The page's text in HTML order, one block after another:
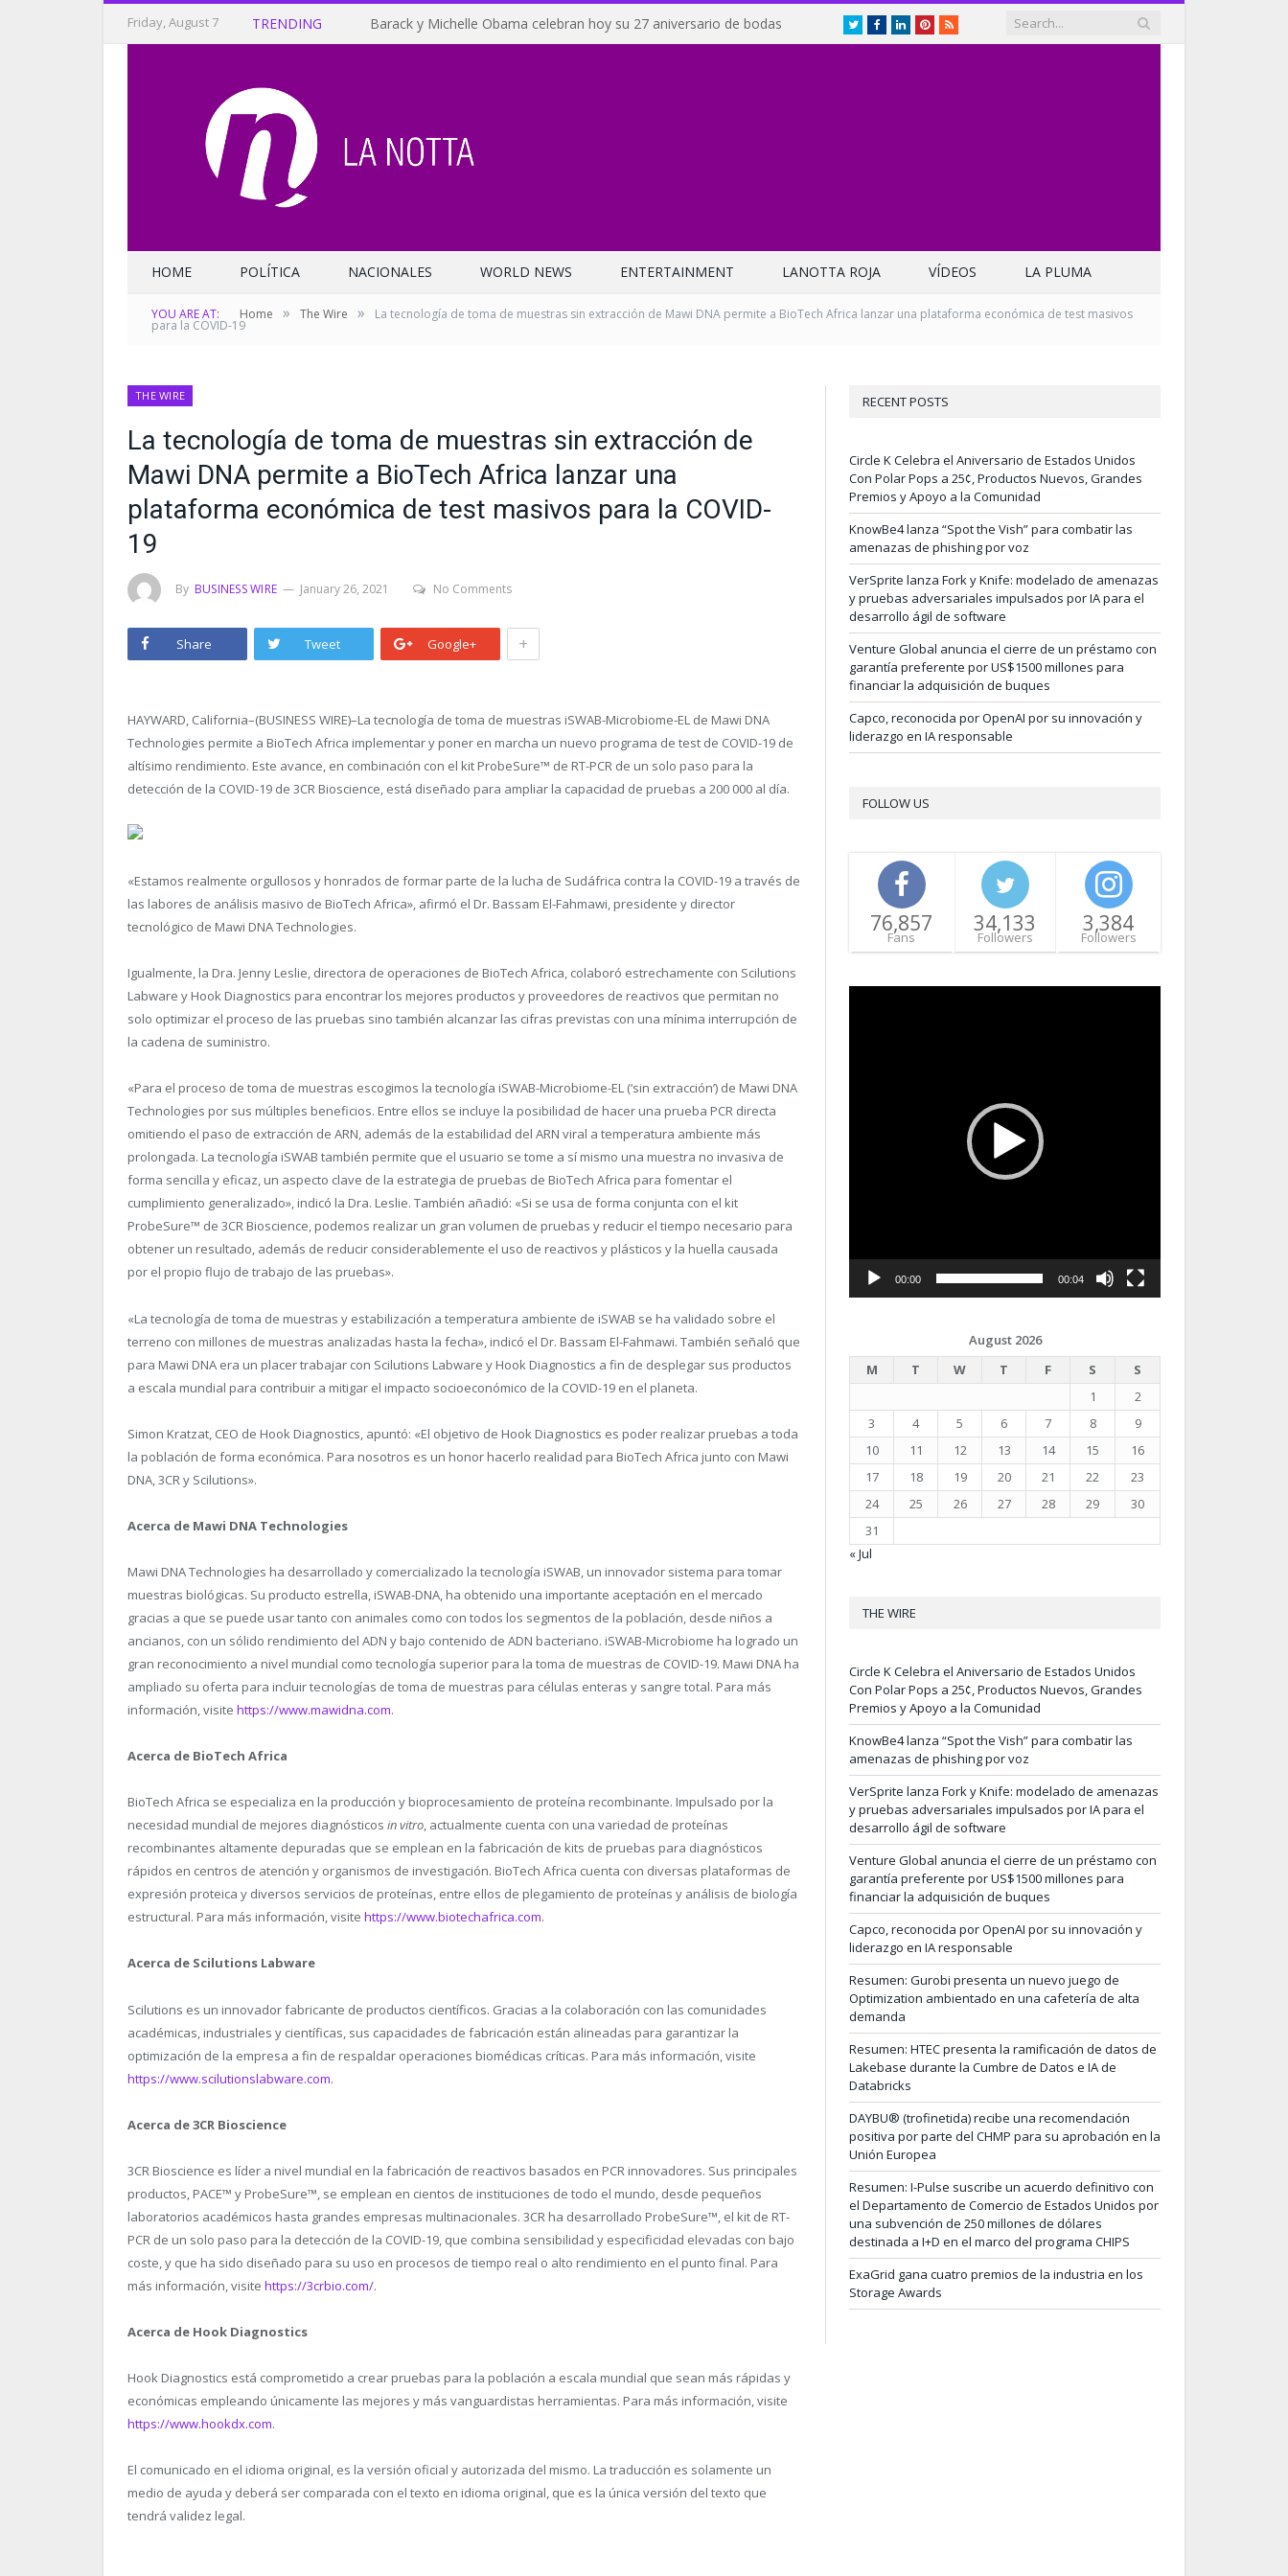
Friday, August 7 TRENDING Barack y Michelle Obama celebran hoy su 27 aniversario de bodas TwitterFacebookLinkedInPinterest
RSS
HOME POLÍTICA NACIONALES WORLD NEWS ENTERTAINMENT LANOTTA ROJA VÍDEOS LA PLUMA
YOU ARE AT: Home » The Wire » La tecnología de toma de muestras sin extracción de Mawi DNA permite a BioTech Africa lanzar una plataforma económica de test masivos
para la COVID-19
THE WIRE
La tecnología de toma de muestras sin extracción de
Mawi DNA permite a BioTech Africa lanzar una
plataforma económica de test masivos para la COVID-
19
By BUSINESS WIRE January 26, 2021 No Comments
Share Tweet Google+ +
HAYWARD, California–(BUSINESS WIRE)–La tecnología de toma de muestras iSWAB-Microbiome-EL de Mawi DNA
Technologies permite a BioTech Africa implementar y poner en marcha un nuevo programa de test de COVID-19 de
altísimo rendimiento. Este avance, en combinación con el kit ProbeSure™ de RT-PCR de un solo paso para la
detección de la COVID-19 de 3CR Bioscience, está diseñado para ampliar la capacidad de pruebas a 200 000 al día.
«Estamos realmente orgullosos y honrados de formar parte de la lucha de Sudáfrica contra la COVID-19 a través de
las labores de análisis masivo de BioTech Africa», afirmó el Dr. Bassam El-Fahmawi, presidente y director
tecnológico de Mawi DNA Technologies.
Igualmente, la Dra. Jenny Leslie, directora de operaciones de BioTech Africa, colaboró estrechamente con Scilutions
Labware y Hook Diagnostics para encontrar los mejores productos y proveedores de reactivos que permitan no
solo optimizar el proceso de las pruebas sino también alcanzar las cifras previstas con una mínima interrupción de
la cadena de suministro.
«Para el proceso de toma de muestras escogimos la tecnología iSWAB-Microbiome-EL (‘sin extracción’) de Mawi DNA
Technologies por sus múltiples beneficios. Entre ellos se incluye la posibilidad de hacer una prueba PCR directa
omitiendo el paso de extracción de ARN, además de la estabilidad del ARN viral a temperatura ambiente más
prolongada. La tecnología iSWAB también permite que el usuario se tome a sí mismo una muestra no invasiva de
forma sencilla y eficaz, un aspecto clave de la estrategia de pruebas de BioTech Africa para fomentar el
cumplimiento generalizado», indicó la Dra. Leslie. También añadió: «Si se usa de forma conjunta con el kit
ProbeSure™ de 3CR Bioscience, podemos realizar un gran volumen de pruebas y reducir el tiempo necesario para
obtener un resultado, además de reducir considerablemente el uso de reactivos y plásticos y la huella causada
por el propio flujo de trabajo de las pruebas».
«La tecnología de toma de muestras y estabilización a temperatura ambiente de iSWAB se ha validado sobre el
terreno con millones de muestras analizadas hasta la fecha», indicó el Dr. Bassam El-Fahmawi. También señaló que
para Mawi DNA era un placer trabajar con Scilutions Labware y Hook Diagnostics a fin de desplegar sus productos
a escala mundial para contribuir a mitigar el impacto socioeconómico de la COVID-19 en el planeta.
Simon Kratzat, CEO de Hook Diagnostics, apuntó: «El objetivo de Hook Diagnostics es poder realizar pruebas a toda
la población de forma económica. Para nosotros es un honor hacerlo realidad para BioTech Africa junto con Mawi
DNA, 3CR y Scilutions».
Acerca de Mawi DNA Technologies
Mawi DNA Technologies ha desarrollado y comercializado la tecnología iSWAB, un innovador sistema para tomar
muestras biológicas. Su producto estrella, iSWAB-DNA, ha obtenido una importante aceptación en el mercado
gracias a que se puede usar tanto con animales como con todos los segmentos de la población, desde niños a
ancianos, con un sólido rendimiento del ADN y bajo contenido de ADN bacteriano. iSWAB-Microbiome ha logrado un
gran reconocimiento a nivel mundial como tecnología superior para la toma de muestras de COVID-19. Mawi DNA ha
ampliado su oferta para incluir tecnologías de toma de muestras para células enteras y sangre total. Para más
información, visite https://www.mawidna.com.
Acerca de BioTech Africa
BioTech Africa se especializa en la producción y bioprocesamiento de proteína recombinante. Impulsado por la
necesidad mundial de mejores diagnósticos in vitro, actualmente cuenta con una variedad de proteínas
recombinantes altamente depuradas que se emplean en la fabricación de kits de pruebas para diagnósticos
rápidos en centros de atención y organismos de investigación. BioTech Africa cuenta con diversas plataformas de
expresión proteica y diversos servicios de proteínas, entre ellos de plegamiento de proteínas y análisis de biología
estructural. Para más información, visite https://www.biotechafrica.com.
Acerca de Scilutions Labware
Scilutions es un innovador fabricante de productos científicos. Gracias a la colaboración con las comunidades
académicas, industriales y científicas, sus capacidades de fabricación están alineadas para garantizar la
optimización de la empresa a fin de respaldar operaciones biomédicas críticas. Para más información, visite
https://www.scilutionslabware.com.
Acerca de 3CR Bioscience
3CR Bioscience es líder a nivel mundial en la fabricación de reactivos basados en PCR innovadores. Sus principales
productos, PACE™ y ProbeSure™, se emplean en cientos de instituciones de todo el mundo, desde pequeños
laboratorios académicos hasta grandes empresas multinacionales. 3CR ha desarrollado ProbeSure™, el kit de RT-
PCR de un solo paso para la detección de la COVID-19, que combina sensibilidad y especificidad elevadas con bajo
coste, y que ha sido diseñado para su uso en procesos de tiempo real o alto rendimiento en el punto final. Para
más información, visite https://3crbio.com/.
Acerca de Hook Diagnostics
Hook Diagnostics está comprometido a crear pruebas para la población a escala mundial que sean más rápidas y
económicas empleando únicamente las mejores y más vanguardistas herramientas. Para más información, visite
https://www.hookdx.com.
El comunicado en el idioma original, es la versión oficial y autorizada del mismo. La traducción es solamente un
medio de ayuda y deberá ser comparada con el texto en idioma original, que es la única versión del texto que
tendrá validez legal.
RECENT POSTS
Circle K Celebra el Aniversario de Estados Unidos
Con Polar Pops a 25¢, Productos Nuevos, Grandes
Premios y Apoyo a la Comunidad
KnowBe4 lanza “Spot the Vish” para combatir las
amenazas de phishing por voz
VerSprite lanza Fork y Knife: modelado de amenazas
y pruebas adversariales impulsados por IA para el
desarrollo ágil de software
Venture Global anuncia el cierre de un préstamo con
garantía preferente por US$1500 millones para
financiar la adquisición de buques
Capco, reconocida por OpenAI por su innovación y
liderazgo en IA responsable
FOLLOW US
76,857
Fans
34,133
Followers
3,384
Followers
00:00 00:04
August 2026
M
T W T F S
S
1
2
3
4 5 6 7 8
9
10
11 12 13 14 15
16
17
18 19 20 21 22
23
24
25 26 27 28 29
30
31
« Jul
THE WIRE
Circle K Celebra el Aniversario de Estados Unidos
Con Polar Pops a 25¢, Productos Nuevos, Grandes
Premios y Apoyo a la Comunidad
KnowBe4 lanza “Spot the Vish” para combatir las
amenazas de phishing por voz
VerSprite lanza Fork y Knife: modelado de amenazas
y pruebas adversariales impulsados por IA para el
desarrollo ágil de software
Venture Global anuncia el cierre de un préstamo con
garantía preferente por US$1500 millones para
financiar la adquisición de buques
Capco, reconocida por OpenAI por su innovación y
liderazgo en IA responsable
Resumen: Gurobi presenta un nuevo juego de
Optimization ambientado en una cafetería de alta
demanda
Resumen: HTEC presenta la ramificación de datos de
Lakebase durante la Cumbre de Datos e IA de
Databricks
DAYBU® (trofinetida) recibe una recomendación
positiva por parte del CHMP para su aprobación en la
Unión Europea
Resumen: I-Pulse suscribe un acuerdo definitivo con
el Departamento de Comercio de Estados Unidos por
una subvención de 250 millones de dólares
destinada a I+D en el marco del programa CHIPS
ExaGrid gana cuatro premios de la industria en los
Storage Awards